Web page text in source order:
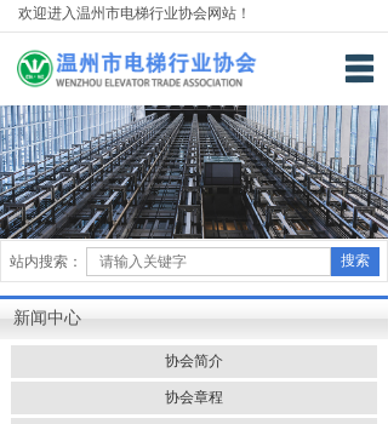
搜索
站内搜索：
欢迎进入温州市电梯行业协会网站！
网站首页
关于我们
新闻中心
技术专栏
教育培训
下载中心
联系我们
协会简介
协会章程
新闻中心